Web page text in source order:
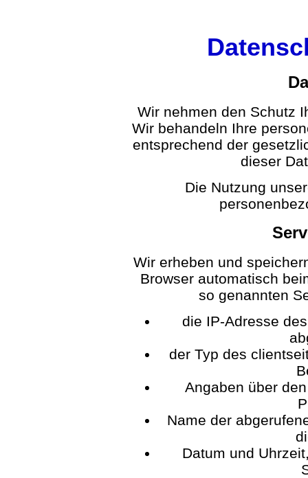
Wir nehmen den Schutz
Wir behandeln Ihre
entsprechend der
dieser
Die Nutzung
Wir erheben und
Browser automatisch
so genannten
die IP-Adresse
der Typ des
Angaben über
Name der
Datum und